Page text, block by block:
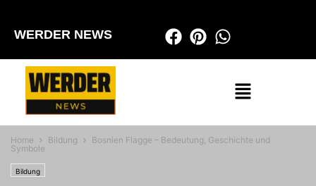
WERDER NEWS
Home Bildung
Bosnien Flagge – Bedeutung, Geschichte und
Symbole
Bildung